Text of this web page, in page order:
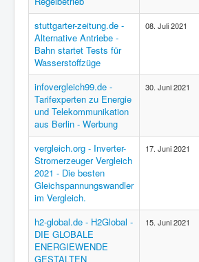
stuttgarter-zeitung.de -
Alternative Antriebe -
Bahn startet Tests für
Wasserstoffzüge
08. Juli 2021
infovergleich99.de -
Tarifexperten zu Energie
und Telekommunikation
aus Berlin - Werbung
30. Juni 2021
vergleich.org - Inverter-
Stromerzeuger Vergleich
2021 - Die besten
Gleichspannungswandler
im Vergleich.
17. Juni 2021
h2-global.de - H2Global -
DIE GLOBALE
ENERGIEWENDE
GESTALTEN
15. Juni 2021